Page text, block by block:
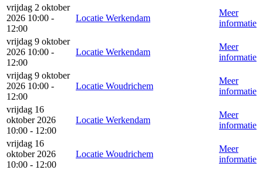
vrijdag 2 oktober
2026 10:00 -
12:00
Locatie Werkendam
Meer
informatie
vrijdag 9 oktober
2026 10:00 -
12:00
Locatie Werkendam
Meer
informatie
vrijdag 9 oktober
2026 10:00 -
12:00
Locatie Woudrichem
Meer
informatie
vrijdag 16
oktober 2026
10:00 - 12:00
Locatie Werkendam
Meer
informatie
vrijdag 16
oktober 2026
10:00 - 12:00
Locatie Woudrichem
Meer
informatie